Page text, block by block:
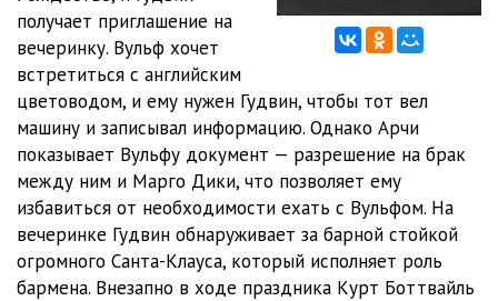
получает приглашение на
вечеринку. Вульф хочет
встретиться с английским
цветоводом, и ему нужен Гудвин, чтобы тот вел
машину и записывал информацию. Однако Арчи
показывает Вульфу документ — разрешение на брак
между ним и Марго Дики, что позволяет ему
избавиться от необходимости ехать с Вульфом. На
вечеринке Гудвин обнаруживает за барной стойкой
огромного Санта-Клауса, который исполняет роль
бармена. Внезапно в ходе праздника Курт Боттвайль